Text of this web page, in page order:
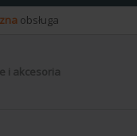
obsługa
i akcesoria